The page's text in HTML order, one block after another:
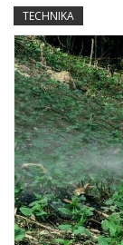
TECHNIKA